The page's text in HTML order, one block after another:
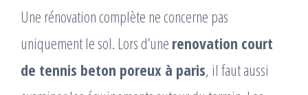
Une rénovation complète ne concerne pas
uniquement le sol. Lors d’une renovation court
de tennis beton poreux à paris, il faut aussi